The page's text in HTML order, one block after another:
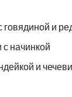
и
начинкой
и